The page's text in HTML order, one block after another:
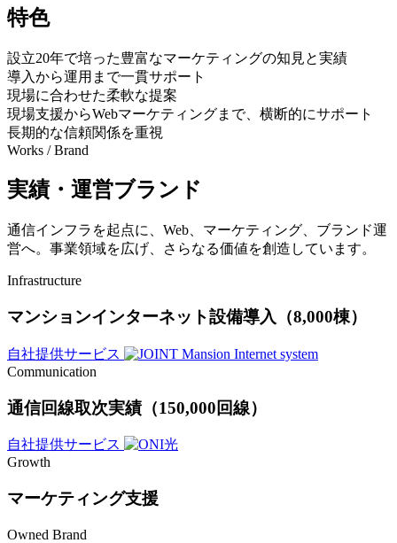
特色
設立20年で培った豊富なマーケティングの知見と実績
導入から運用まで一貫サポート
現場に合わせた柔軟な提案
現場支援からWebマーケティングまで、横断的にサポート
長期的な信頼関係を重視
Works / Brand
実績・運営ブランド
通信インフラを起点に、Web、マーケティング、ブランド運
営へ。事業領域を広げ、さらなる価値を創造しています。
Infrastructure
マンションインターネット設備導入（8,000棟）
自社提供サービス
Communication
通信回線取次実績（150,000回線）
自社提供サービス
Growth
マーケティング支援
Owned Brand